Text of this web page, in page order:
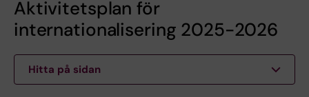
Aktivitetsplan för
internationalisering 2025-2026
Hitta på sidan